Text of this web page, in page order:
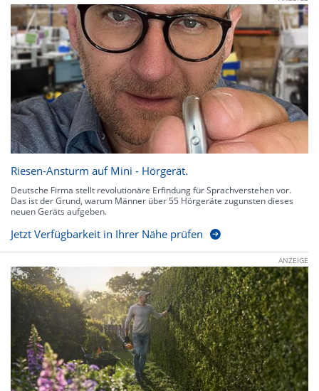
Riesen-Ansturm auf Mini - Hörgerät.
Deutsche Firma stellt revolutionäre Erfindung für Sprachverstehen vor.
Das ist der Grund, warum Männer über 55 Hörgeräte zugunsten dieses
neuen Geräts aufgeben.
Jetzt Verfügbarkeit in Ihrer Nähe prüfen
ANZEIGE